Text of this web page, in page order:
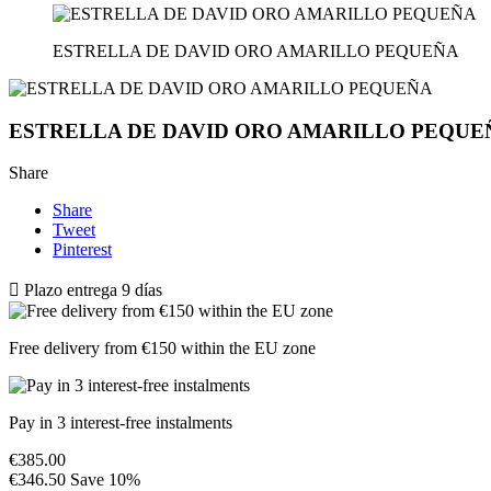
ESTRELLA DE DAVID ORO AMARILLO PEQUEÑA
ESTRELLA DE DAVID ORO AMARILLO
Share
Share
Tweet
Pinterest
 Plazo entrega 9 días
Free delivery from €150 within the EU zone
Pay in 3 interest-free instalments
€385.00
€346.50 Save 10%